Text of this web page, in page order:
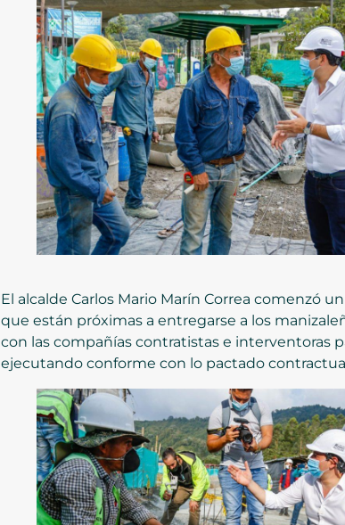
El alcalde Carlos Mario Marín Correa comenzó
que están próximas a entregarse a los
con las compañías contratistas e interventoras
ejecutando conforme con lo pactado